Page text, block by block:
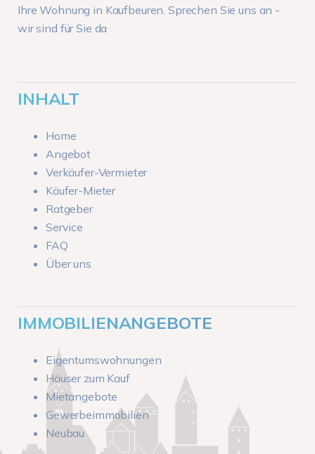
Ihre Wohnung in Kaufbeuren. Sprechen Sie uns an -
wir sind für Sie da
INHALT
Home
Angebot
Verkäufer-Vermieter
Käufer-Mieter
Ratgeber
Service
FAQ
Über uns
IMMOBILIENANGEBOTE
Eigentumswohnungen
Häuser zum Kauf
Mietangebote
Gewerbeimmobilien
Neubau